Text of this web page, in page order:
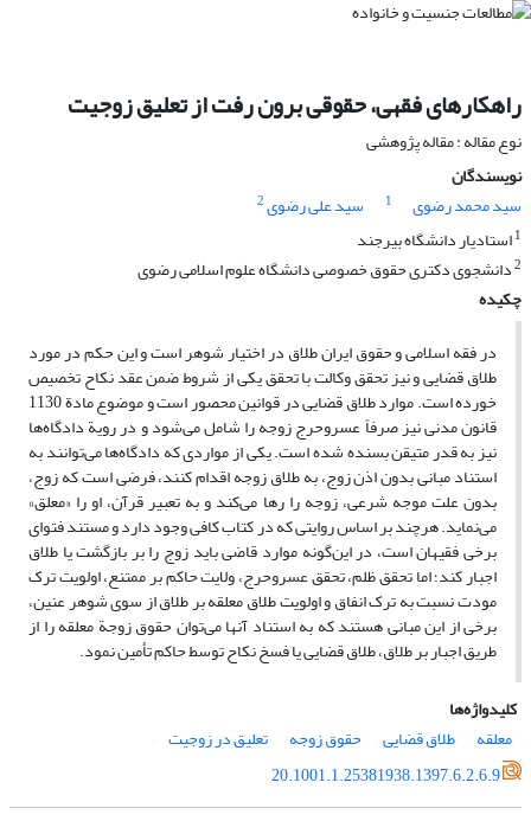
راهکارهای فقهی، حقوقی برون رفت از تعلیق زوجیت
نوع مقاله : مقاله پژوهشی
نویسندگان
سید محمد رضوی
1 سید علی رضوی2
1استادیار دانشگاه بیرجند
2دانشجوی دکتری حقوق خصوصی دانشگاه علوم اسلامی رضوی
چکیده
در فقه اسلامی و حقوق ایران طلاق در اختیار شوهر است و این حکم در مورد
طلاق قضایی و نیز تحقق وکالت با تحقق یکی از شروط ضمن عقد نکاح تخصیص
خورده است. موارد طلاق قضایی در قوانین محصور است و موضوع مادة 1130
قانون مدنی نیز صرفاً عسروحرج زوجه را شامل می‌شود و در رویة دادگاه‌ها
نیز به قدر متیقن بسنده شده است. یکی از مواردی که دادگاه‌ها می‌توانند به
استناد مبانی بدون اذن زوج، به طلاق زوجه اقدام کنند، فرضی است که زوج،
بدون علت موجه شرعی، زوجه را رها می‌کند و به تعبیر قرآن، او را «معلق»
می‌نماید. هرچند بر اساس روایتی که در کتاب کافی وجود دارد و مستند فتوای
برخی فقیهان است، در این‌گونه موارد قاضی باید زوج را بر بازگشت یا طلاق
اجبار کند؛ اما تحقق ظلم، تحقق عسروحرج، ولایت حاکم بر ممتنع، اولویت ترک
مودت نسبت به ترک انفاق و اولویت طلاق معلقه بر طلاق از سوی شوهر عنین،
برخی از این مبانی هستند که به استناد آنها می‌توان حقوق زوجة معلقه را از
طریق اجبار بر طلاق، طلاق قضایی یا فسخ نکاح توسط حاکم تأمین نمود.
کلیدواژه‌ها
معلقه
طلاق قضایی حقوق زوجه
تعلیق در زوجیت
20.1001.1.25381938.1397.6.2.6.9